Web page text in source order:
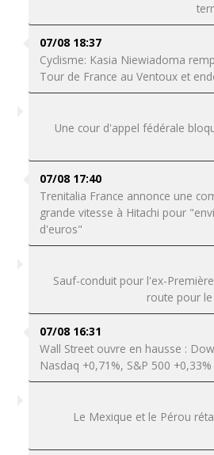
07/08 18:37
Cyclisme: Kasia Niewiadoma
Tour de France au Ventoux et
Une cour d'appel fédérale
07/08 17:40
Trenitalia France annonce une
grande vitesse à Hitachi pour
d'euros"
Sauf-conduit pour l'ex-
route pour
07/08 16:31
Wall Street ouvre en hausse :
Nasdaq +0,71%, S&P 500 +0,33%
Le Mexique et le Pérou